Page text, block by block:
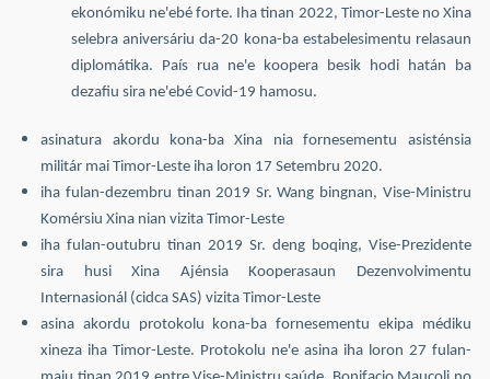
ekonómiku ne'ebé forte. Iha tinan 2022, Timor-Leste no Xina
selebra aniversáriu da-20 kona-ba estabelesimentu relasaun
diplomátika. País rua ne'e koopera besik hodi hatán ba
dezafiu sira ne'ebé Covid-19 hamosu.
asinatura akordu kona-ba Xina nia fornesementu asisténsia
militár mai Timor-Leste iha loron 17 Setembru 2020.
iha fulan-dezembru tinan 2019 Sr. Wang bingnan, Vise-Ministru
Komérsiu Xina nian vizita Timor-Leste
iha fulan-outubru tinan 2019 Sr. deng boqing, Vise-Prezidente
sira husi Xina Ajénsia Kooperasaun Dezenvolvimentu
Internasionál (cidca SAS) vizita Timor-Leste
asina akordu protokolu kona-ba fornesementu ekipa médiku
xineza iha Timor-Leste. Protokolu ne'e asina iha loron 27 fulan-